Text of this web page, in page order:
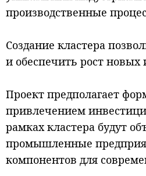
производственные
Создание кластера
и обеспечить рост новых
Проект предполагает
привлечением
рамках кластера будут
промышленные
компонентов для